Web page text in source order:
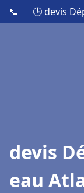
📞 🕒 devis
devis
eau